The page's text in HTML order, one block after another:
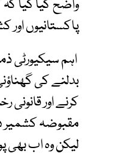
واضح کیا گیا
پاکستانیوں
اہم سیکیورٹی
بدلنے کی
کرنے اور
مقبوضہ کشمیر
لیکن وہ اب بھی